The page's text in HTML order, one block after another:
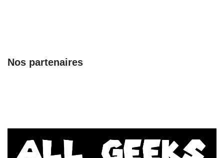
Nos partenaires